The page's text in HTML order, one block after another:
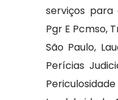
serviços para
Pgr E Pcmso,
São Paulo,
Perícias